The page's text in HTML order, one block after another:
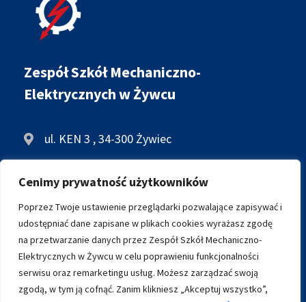
Cenimy prywatność użytkowników
Poprzez Twoje ustawienie przeglądarki pozwalające zapisywać i
udostępniać dane zapisane w plikach cookies wyrażasz zgodę
na przetwarzanie danych przez Zespół Szkół Mechaniczno-
Elektrycznych w Żywcu w celu poprawieniu funkcjonalności
serwisu oraz remarketingu usług. Możesz zarządzać swoją
zgodą, w tym ją cofnąć. Zanim klikniesz „Akceptuj wszystko”,
Zespół Szkół Mechaniczno-
Elektrycznych w Żywcu
ul. KEN 3 , 34-300 Żywiec
ARCHIWALNA WERSJA STRONY